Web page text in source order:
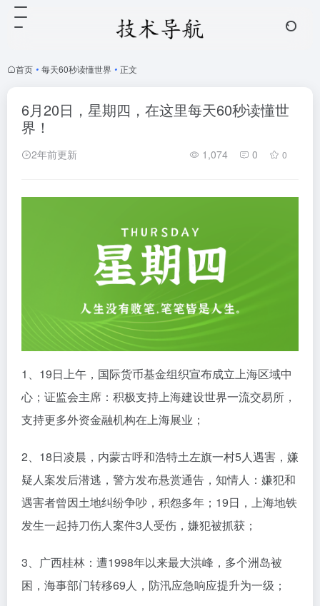
首页 • 每天60秒读懂世界 • 正文
6月20日，星期四，在这里每天60秒读懂世
界！
2年前更新 1,074 0 0
1、19日上午，国际货币基金组织宣布成立上海区域中
心；证监会主席：积极支持上海建设世界一流交易所，
支持更多外资金融机构在上海展业；
2、18日凌晨，内蒙古呼和浩特土左旗一村5人遇害，嫌
疑人案发后潜逃，警方发布悬赏通告，知情人：嫌犯和
遇害者曾因土地纠纷争吵，积怨多年；19日，上海地铁
发生一起持刀伤人案件3人受伤，嫌犯被抓获；
3、广西桂林：遭1998年以来最大洪峰，多个洲岛被
困，海事部门转移69人，防汛应急响应提升为一级；